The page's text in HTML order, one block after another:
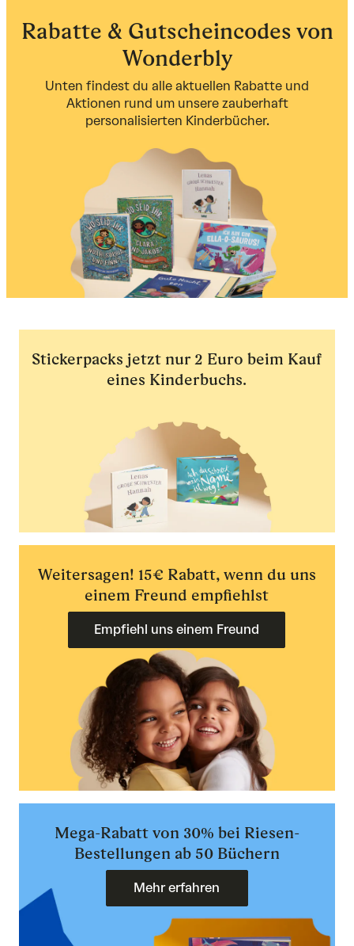
Rabatte & Gutscheincodes von
Wonderbly
Unten findest du alle aktuellen Rabatte und
Aktionen rund um unsere zauberhaft
personalisierten Kinderbücher.
Stickerpacks jetzt nur 2 Euro beim Kauf
eines Kinderbuchs.
Weitersagen! 15€ Rabatt, wenn du uns
einem Freund empfiehlst
Empfiehl uns einem Freund
Mega-Rabatt von 30% bei Riesen-
Bestellungen ab 50 Büchern
Mehr erfahren